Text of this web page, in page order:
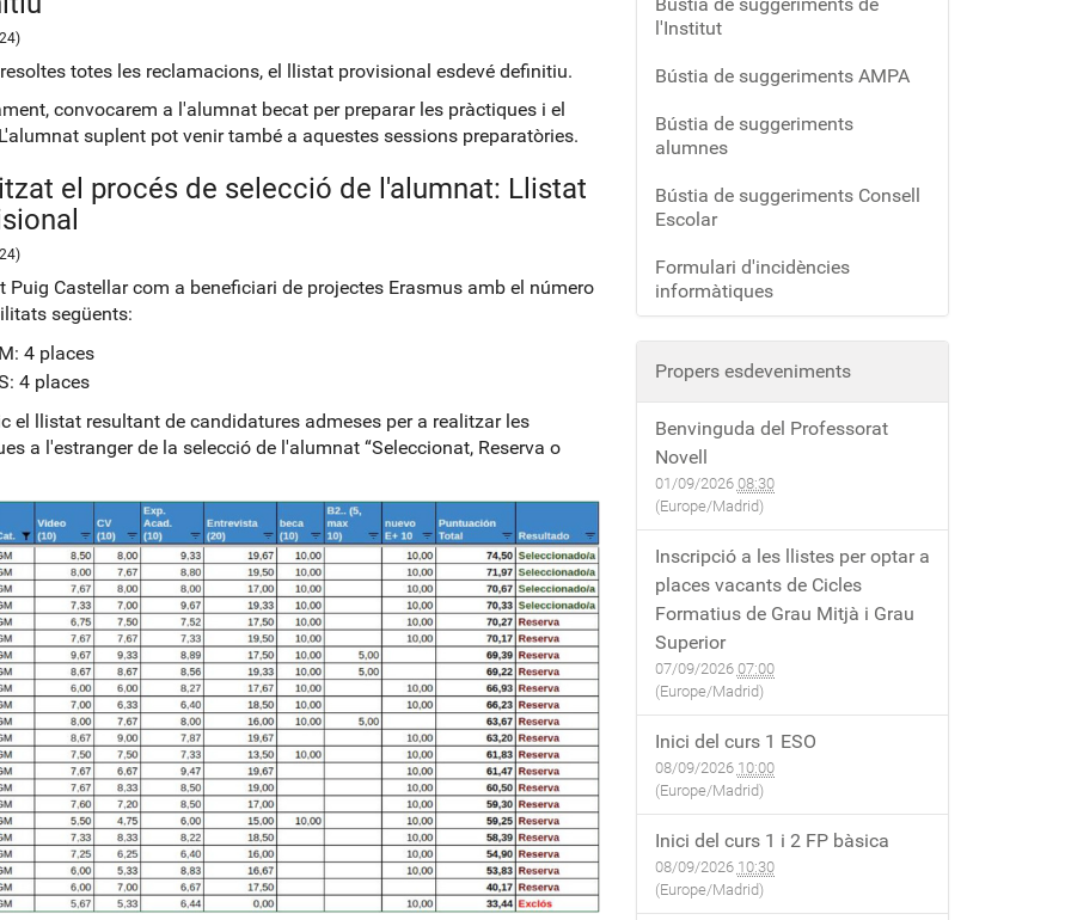
totes les reclamacions, el llistat provisional esdevé definitiu.
convocarem a l'alumnat becat per preparar les pràctiques i el
suplent pot venir també a aquestes sessions preparatòries.
el procés de selecció de l'alumnat: Llistat
Puig Castellar com a beneficiari de projectes Erasmus amb el número
següents:
4 places
4 places
el llistat resultant de candidatures admeses per a realitzar les
a l'estranger de la selecció de l'alumnat “Seleccionat, Reserva o
l'Institut
Bústia de suggeriments AMPA
Bústia de suggeriments
alumnes
Bústia de suggeriments Consell
Escolar
Formulari d'incidències
informàtiques
Propers esdeveniments
Benvinguda del Professorat
Novell
01/09/2026 08:30
(Europe/Madrid)
Inscripció a les llistes per optar a
places vacants de Cicles
Formatius de Grau Mitjà i Grau
Superior
07/09/2026 07:00
(Europe/Madrid)
Inici del curs 1 ESO
08/09/2026 10:00
(Europe/Madrid)
Inici del curs 1 i 2 FP bàsica
08/09/2026 10:30
(Europe/Madrid)